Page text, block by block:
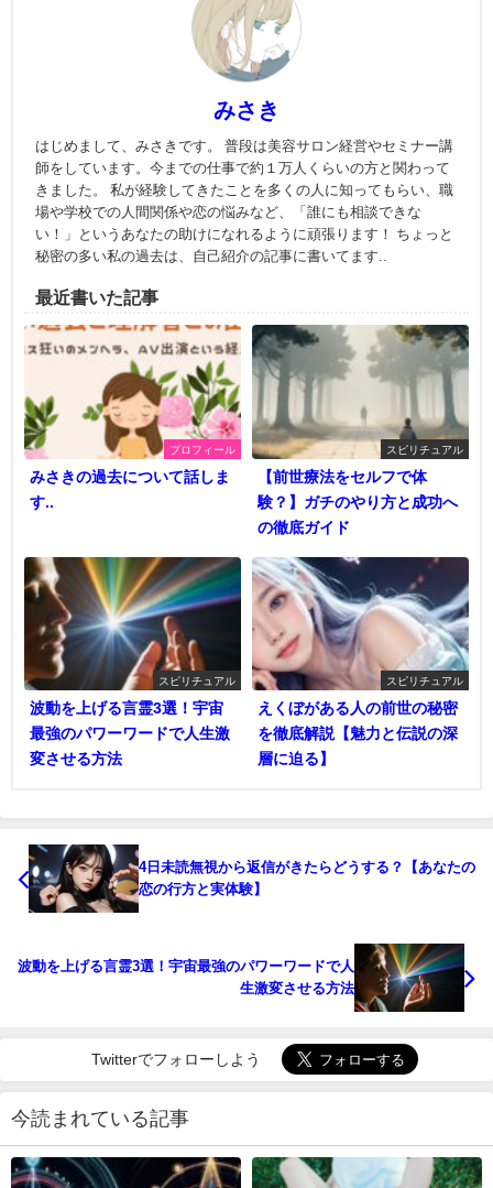
みさき
はじめまして、みさきです。 普段は美容サロン経営やセミナー講
師をしています。今までの仕事で約１万人くらいの方と関わって
きました。 私が経験してきたことを多くの人に知ってもらい、職
場や学校での人間関係や恋の悩みなど、「誰にも相談できな
い！」というあなたの助けになれるように頑張ります！ ちょっと
秘密の多い私の過去は、自己紹介の記事に書いてます..
最近書いた記事
プロフィール
みさきの過去について話しま
す..
スピリチュアル
【前世療法をセルフで体
験？】ガチのやり方と成功へ
の徹底ガイド
スピリチュアル
波動を上げる言霊3選！宇宙
最強のパワーワードで人生激
変させる方法
スピリチュアル
えくぼがある人の前世の秘密
を徹底解説【魅力と伝説の深
層に迫る】
4日未読無視から返信がきたらどうする？【あなたの
恋の行方と実体験】
波動を上げる言霊3選！宇宙最強のパワーワードで人
生激変させる方法
Twitterでフォローしよう
今読まれている記事